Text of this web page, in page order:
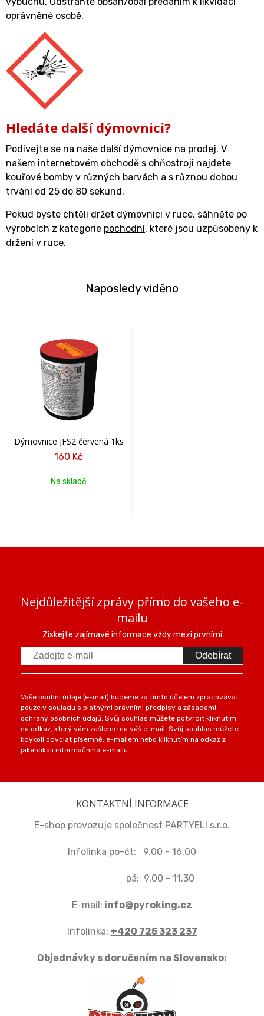
oprávněné osobě.
Hledáte další dýmovnici?
Podívejte se na naše další dýmovnice na prodej. V
našem internetovém obchodě s ohňostroji najdete
kouřové bomby v různých barvách a s různou dobou
trvání od 25 do 80 sekund.
Pokud byste chtěli držet dýmovnici v ruce, sáhněte po
výrobcích z kategorie pochodní, které jsou uzpůsobeny k
držení v ruce.
Naposledy viděno
Dýmovnice JFS2 červená 1ks
160 Kč
Na skladě
Nejdůležitější zprávy přímo do vašeho e-
mailu
Ziskejte zajímavé informace vždy mezi prvními
Odebírat
Vaše osobní údaje (e-mail) budeme za tímto účelem zpracovávat
pouze v souladu s platnými právními předpisy a zásadami
ochrany osobních údajů. Svůj souhlas můžete potvrdit kliknutím
na odkaz, který vám zašleme na váš e-mail. Svůj souhlas můžete
kdykoli odvolat písemně, e-mailem nebo kliknutím na odkaz z
jakéhokoli informačního e-mailu.
KONTAKTNÍ INFORMACE
E-shop provozuje společnost PARTYELI s.r.o.
Infolinka po-čt: 9.00 - 16.00
pá: 9.00 - 11.30
E-mail: info@pyroking.cz
Infolinka: +420 725 323 237
Objednávky s doručením na Slovensko: